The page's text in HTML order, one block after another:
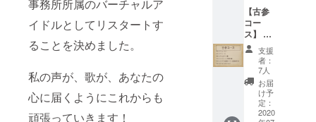
事務所所属のバーチャルア
イドルとしてリスタートす
ることを決めました。
私の声が、歌が、あなたの
心に届くようにこれからも
頑張っていきます！
カード
（会員
番号
付）
※Twitter
IDと
Twitter
でのお
名前を
備考欄
【古参
コー
ス】 ・
サンク
スムー
ビー ・
サンク
スメー
ル ・オ
リジナ
支援
者：
7人
お届
け予
定：
2020